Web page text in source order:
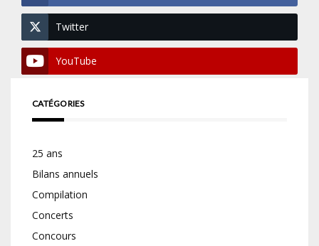
Twitter
YouTube
CATÉGORIES
25 ans
Bilans annuels
Compilation
Concerts
Concours